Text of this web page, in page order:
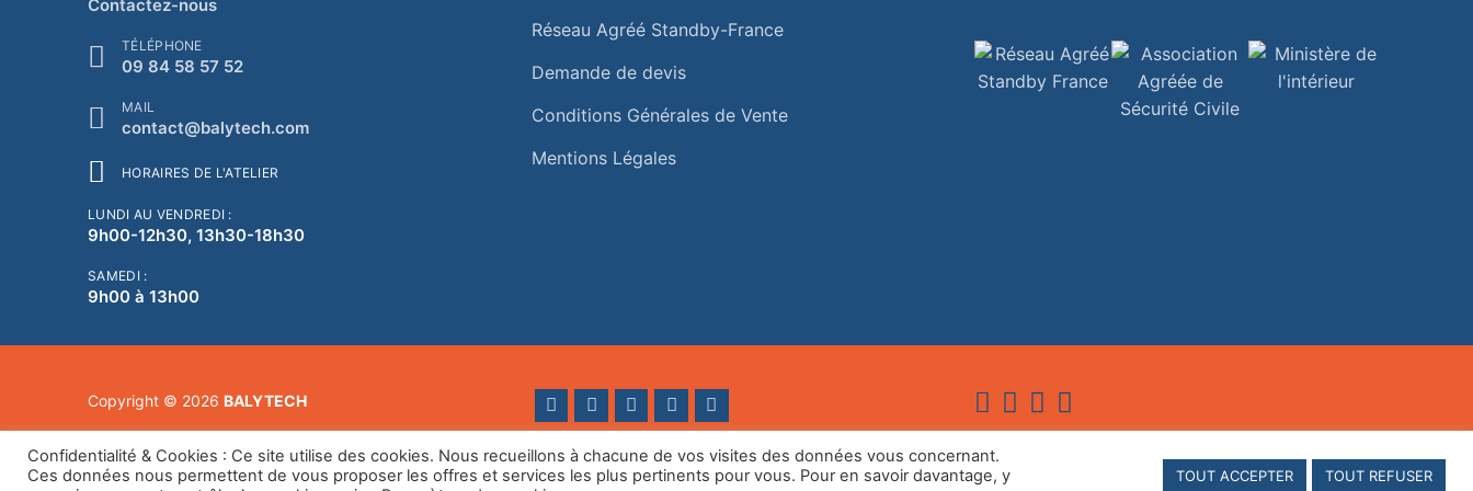
Contactez-nous
TÉLÉPHONE
09 84 58 57 52
MAIL
contact@balytech.com
HORAIRES DE L'ATELIER
LUNDI AU VENDREDI :
9h00-12h30, 13h30-18h30
SAMEDI :
9h00 à 13h00
Réseau Agréé Standby-France
Demande de devis
Conditions Générales de Vente
Mentions Légales
Copyright © 2026 BALYTECH
Confidentialité & Cookies : Ce site utilise des cookies. Nous recueillons à chacune de vos visites des données vous concernant.
Ces données nous permettent de vous proposer les offres et services les plus pertinents pour vous. Pour en savoir davantage, y
TOUT ACCEPTER TOUT REFUSER